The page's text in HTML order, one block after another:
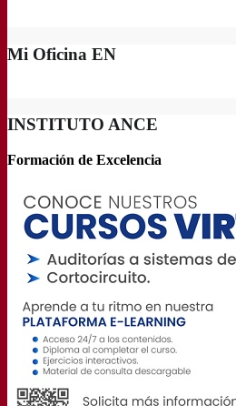
Mi Oficina EN
INSTITUTO ANCE
Formación de Excelencia